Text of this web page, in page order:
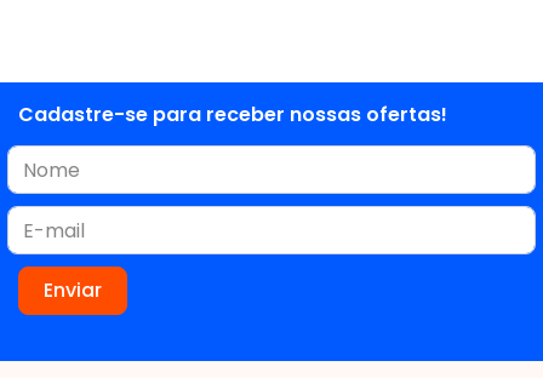
Cadastre-se para receber nossas ofertas!